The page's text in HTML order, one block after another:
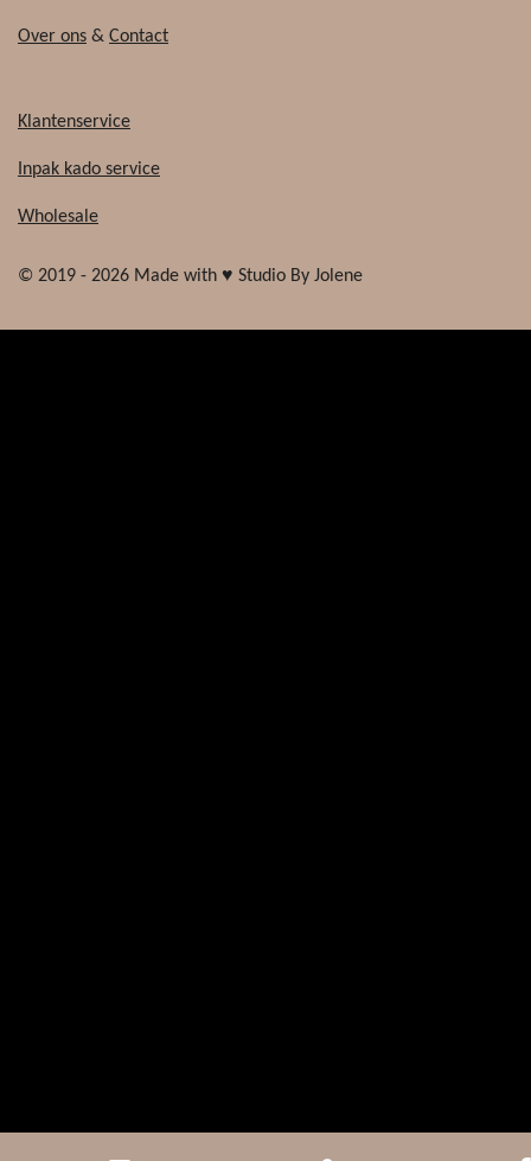
Over ons & Contact
Klantenservice
Inpak kado service
Wholesale
© 2019 - 2026 Made with ♥ Studio By Jolene